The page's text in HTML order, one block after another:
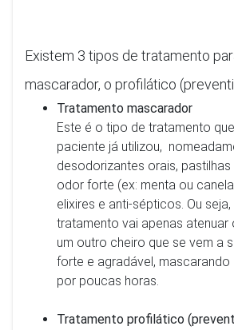
Existem 3 tipos de tratamento
mascarador, o profilático
Tratamento mascarador
Este é o tipo de tratamento
paciente já utilizou,
desodorizantes orais,
odor forte (ex: menta ou
elixires e anti-sépticos. Ou
tratamento vai apenas atenuar
um outro cheiro que se vem a
forte e agradável, mascarando
por poucas horas.
Tratamento profilático